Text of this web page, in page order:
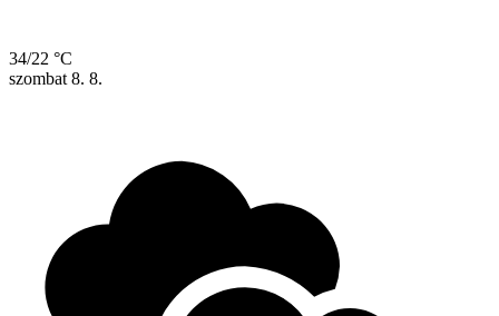
34/22 °C
szombat 8. 8.